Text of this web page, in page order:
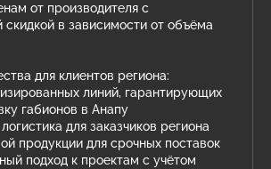
от производителя с
скидкой в зависимости от объёма
для клиентов региона:
линий, гарантирующих
габионов в Анапу
для заказчиков региона
продукции для срочных поставок
подход к проектам с учётом